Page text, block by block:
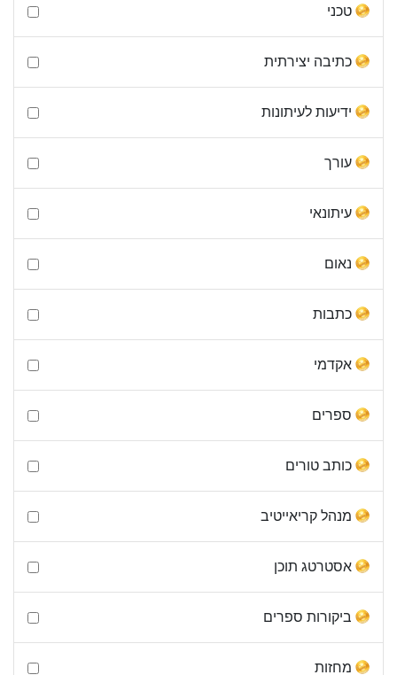
טכני
כתיבה יצירתית
ידיעות לעיתונות
עורך
עיתונאי
נאום
כתבות
אקדמי
ספרים
כותב טורים
מנהל קריאייטיב
אסטרטג תוכן
ביקורות ספרים
מחזות